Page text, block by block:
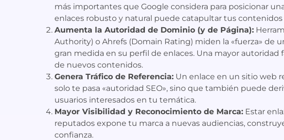
más importantes que Google considera para posicionar
enlaces robusto y natural puede catapultar tus contenidos
Aumenta la Autoridad de Dominio (y de Página):
Authority) o Ahrefs (Domain Rating) miden la «fuerza» de
gran medida en su perfil de enlaces. Una mayor autoridad
de nuevos contenidos.
Genera Tráfico de Referencia: Un enlace en un sitio web
solo te pasa «autoridad SEO», sino que también puede
usuarios interesados en tu temática.
Mayor Visibilidad y Reconocimiento de Marca: Estar
reputados expone tu marca a nuevas audiencias,
confianza.